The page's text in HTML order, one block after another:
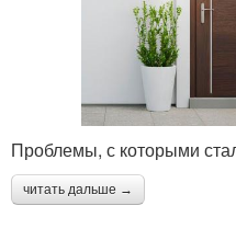
Проблемы, с которыми
читать дальше →